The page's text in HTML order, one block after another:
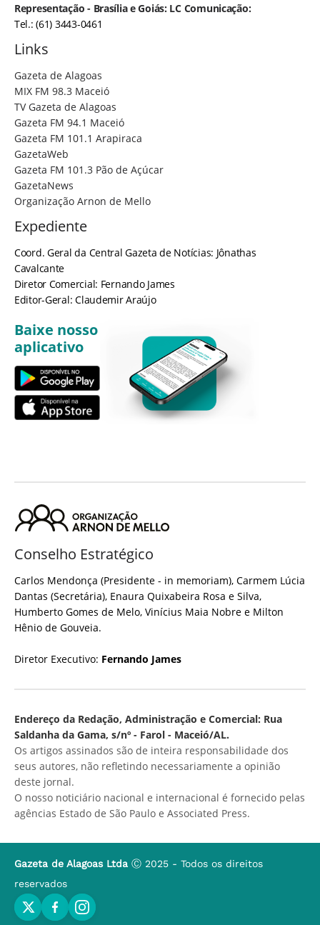
Representação - Brasília e Goiás: LC Comunicação:
Tel.: (61) 3443-0461
Links
Gazeta de Alagoas
MIX FM 98.3 Maceió
TV Gazeta de Alagoas
Gazeta FM 94.1 Maceió
Gazeta FM 101.1 Arapiraca
GazetaWeb
Gazeta FM 101.3 Pão de Açúcar
GazetaNews
Organização Arnon de Mello
Expediente
Coord. Geral da Central Gazeta de Notícias: Jônathas
Cavalcante
Diretor Comercial: Fernando James
Editor-Geral: Claudemir Araújo
Baixe nosso
aplicativo
Conselho Estratégico
Carlos Mendonça (Presidente - in memoriam), Carmem Lúcia
Dantas (Secretária), Enaura Quixabeira Rosa e Silva,
Humberto Gomes de Melo, Vinícius Maia Nobre e Milton
Hênio de Gouveia.
Diretor Executivo: Fernando James
Endereço da Redação, Administração e Comercial: Rua
Saldanha da Gama, s/nº - Farol - Maceió/AL.
Os artigos assinados são de inteira responsabilidade dos
seus autores, não refletindo necessariamente a opinião
deste jornal.
O nosso noticiário nacional e internacional é fornecido pelas
agências Estado de São Paulo e Associated Press.
Gazeta de Alagoas Ltda Ⓒ 2025 - Todos os direitos
reservados